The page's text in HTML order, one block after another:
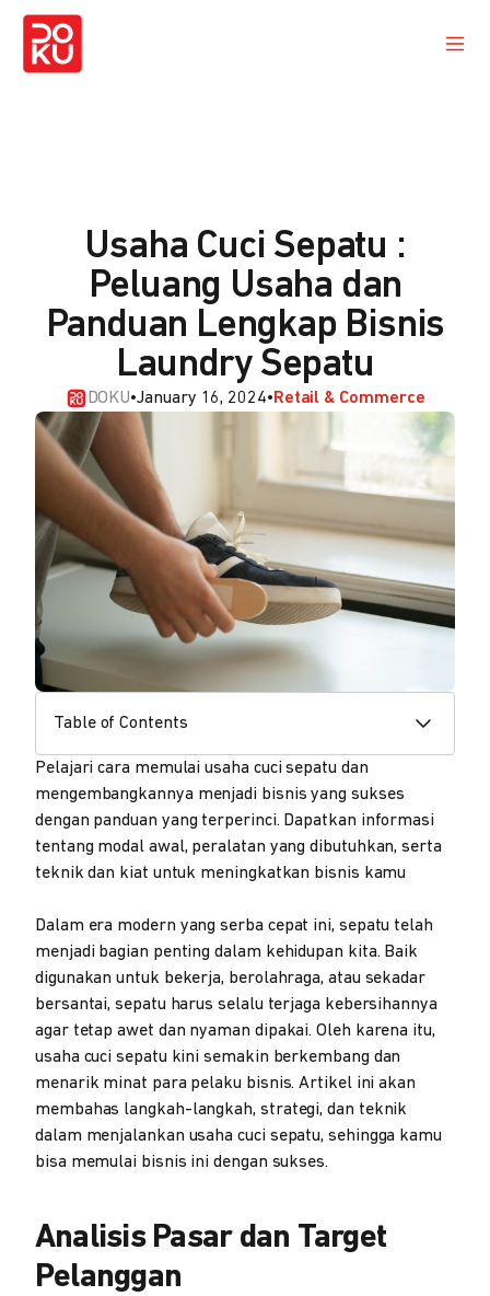
Usaha Cuci Sepatu :
Peluang Usaha dan
Panduan Lengkap Bisnis
Laundry Sepatu
DOKU•January 16, 2024•Retail & Commerce
Table of Contents
Pelajari cara memulai usaha cuci sepatu dan
mengembangkannya menjadi bisnis yang sukses
dengan panduan yang terperinci. Dapatkan informasi
tentang modal awal, peralatan yang dibutuhkan, serta
teknik dan kiat untuk meningkatkan bisnis kamu
Dalam era modern yang serba cepat ini, sepatu telah
menjadi bagian penting dalam kehidupan kita. Baik
digunakan untuk bekerja, berolahraga, atau sekadar
bersantai, sepatu harus selalu terjaga kebersihannya
agar tetap awet dan nyaman dipakai. Oleh karena itu,
usaha cuci sepatu kini semakin berkembang dan
menarik minat para pelaku bisnis. Artikel ini akan
membahas langkah-langkah, strategi, dan teknik
dalam menjalankan usaha cuci sepatu, sehingga kamu
bisa memulai bisnis ini dengan sukses.
Analisis Pasar dan Target
Pelanggan